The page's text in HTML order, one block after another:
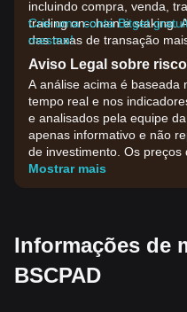
incluindo compra, venda,
trading on-chain e staking.
das taxas de transação
Crie uma conta Bitget
mesmo!
Aviso Legal sobre
A análise acima é baseada
tempo real e nos
e analisados pela equipe
apenas informativo e não
de investimento. Os preços
voláteis. Tome suas
sua própria tolerância ao
Mostrar mais
Informações de
BSCPAD